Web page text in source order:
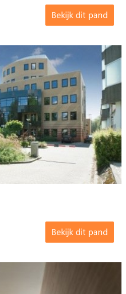
Bekijk dit pand
Bekijk dit pand